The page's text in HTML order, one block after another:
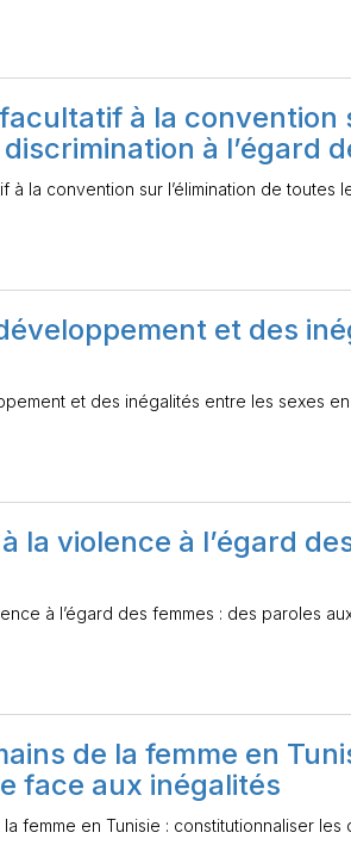
à la convention
à l’égard
à la convention sur l’élimination de toutes
et des
et des inégalités entre les sexes
la violence à l’égard
à l’égard des femmes : des paroles
de la femme en
face aux inégalités
la femme en Tunisie : constitutionnaliser